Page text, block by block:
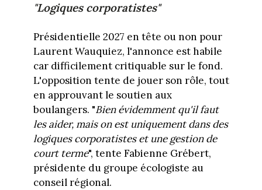
"Logiques corporatistes"
Présidentielle 2027 en tête ou non pour
Laurent Wauquiez, l'annonce est habile
car difficilement critiquable sur le fond.
L'opposition tente de jouer son rôle, tout
en approuvant le soutien aux
boulangers. "Bien évidemment qu'il faut
les aider, mais on est uniquement dans des
logiques corporatistes et une gestion de
court terme", tente Fabienne Grébert,
présidente du groupe écologiste au
conseil régional.